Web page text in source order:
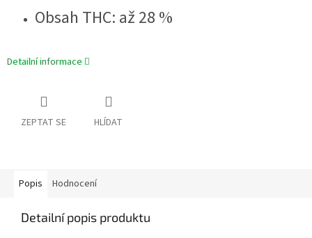
Obsah THC: až 28 %
Detailní informace
ZEPTAT SE HLÍDAT
Popis Hodnocení
Detailní popis produktu